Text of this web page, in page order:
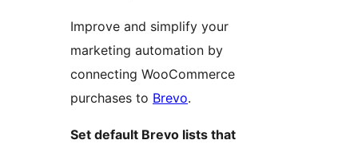
Improve and simplify your
marketing automation by
connecting WooCommerce
purchases to Brevo.
Set default Brevo lists that